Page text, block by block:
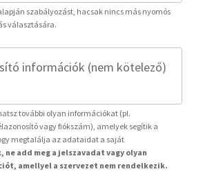
szabályozást, hacsak nincs más nyomós
választására.
információk (nem kötelező)
további olyan információkat (pl.
vagy fiókszám), amelyek segítik a
megtalálja az adataidat a saját
ne add meg a jelszavadat vagy olyan
amellyel a szervezet nem rendelkezik.